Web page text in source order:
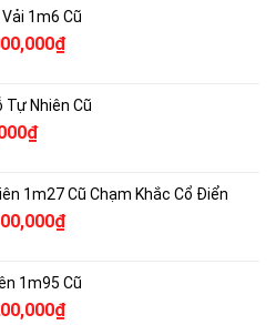
là:
2,000,000₫.
1m6 Cũ
₫Giá
là:
Tự Nhiên Cũ
₫Giá
là:
250,000₫.
1m27 Cũ Chạm Khắc Cổ Điển
₫Giá
là:
2,500,000₫.
1m95 Cũ
₫Giá